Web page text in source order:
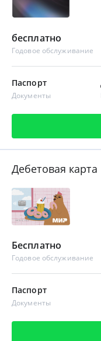
бесплатно
Годовое обслуживание
Паспорт
Документы
Дебетовая
Бесплатно
Годовое обслуживание
Паспорт
Документы